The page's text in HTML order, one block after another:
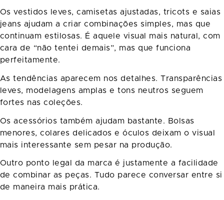
Os vestidos leves, camisetas ajustadas, tricots e saias
jeans ajudam a criar combinações simples, mas que
continuam estilosas. É aquele visual mais natural, com
cara de “não tentei demais”, mas que funciona
perfeitamente.
As tendências aparecem nos detalhes. Transparências
leves, modelagens amplas e tons neutros seguem
fortes nas coleções.
Os acessórios também ajudam bastante. Bolsas
menores, colares delicados e óculos deixam o visual
mais interessante sem pesar na produção.
Outro ponto legal da marca é justamente a facilidade
de combinar as peças. Tudo parece conversar entre si
de maneira mais prática.